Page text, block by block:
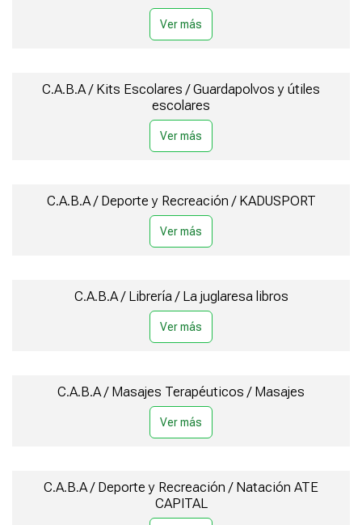
C.A.B.A / Kits Escolares / Guardapolvos y útiles
escolares
C.A.B.A / Deporte y Recreación / KADUSPORT
C.A.B.A / Librería / La juglaresa libros
C.A.B.A / Masajes Terapéuticos / Masajes
C.A.B.A / Deporte y Recreación / Natación ATE
CAPITAL